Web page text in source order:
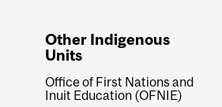
Other Indigenous
Units
Office of First Nations and
Inuit Education (OFNIE)